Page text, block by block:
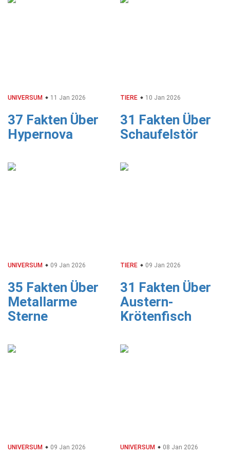
UNIVERSUM 11 Jan 2026
37 Fakten Über
Hypernova
TIERE 10 Jan 2026
31 Fakten Über
Schaufelstör
UNIVERSUM 09 Jan 2026
35 Fakten Über
Metallarme
Sterne
TIERE 09 Jan 2026
31 Fakten Über
Austern-
Krötenfisch
UNIVERSUM 09 Jan 2026 UNIVERSUM 08 Jan 2026